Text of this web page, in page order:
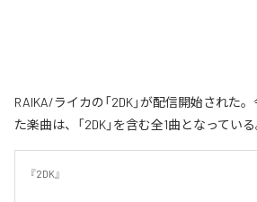
RAIKA/ライカの「2DK」が配信開始された
た楽曲は、「2DK」を含む全1曲となっている
『2DK』